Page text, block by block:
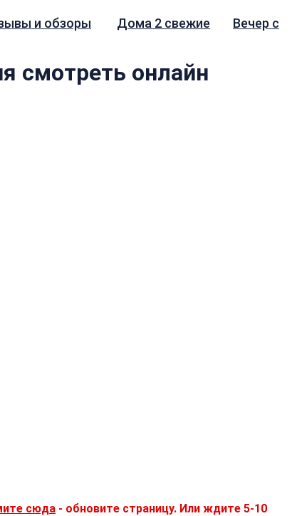
и обзоры Дома 2 свежие Вечер с
смотреть онлайн
сюда - обновите страницу. Или ждите 5-10